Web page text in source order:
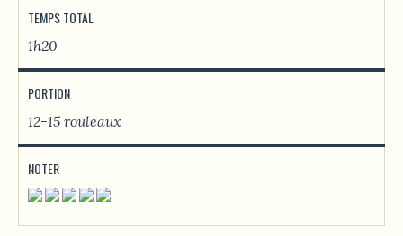
TEMPS TOTAL
1h20
PORTION
12-15 rouleaux
NOTER